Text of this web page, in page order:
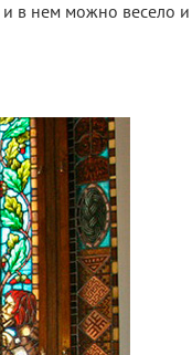
в нем можно весело и